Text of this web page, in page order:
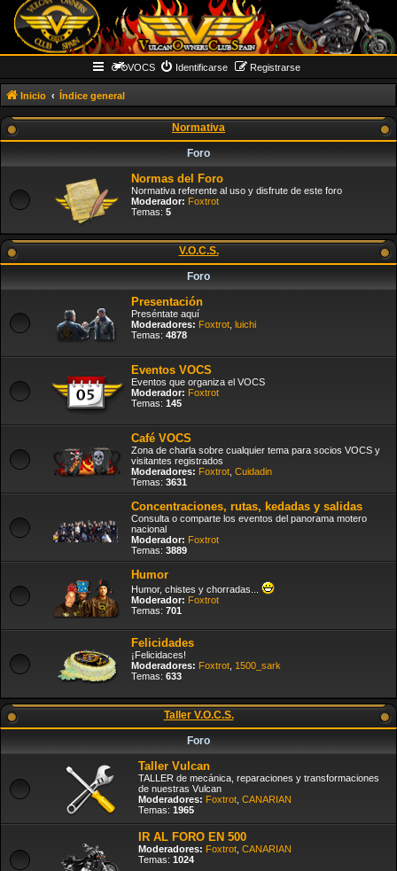
VOCS Identificarse Registrarse
Inicio Índice general
Normativa
Foro
Normas del Foro
Normativa referente al uso y disfrute de este foro
Moderador: Foxtrot
Temas: 5
V.O.C.S.
Foro
Presentación
Preséntate aquí
Moderadores: Foxtrot luichi
Temas: 4878
Eventos VOCS
Eventos que organiza el VOCS
Moderador: Foxtrot
Temas: 145
Café VOCS
Zona de charla sobre cualquier tema para socios VOCS y
visitantes registrados
Moderadores: Foxtrot Cuidadin
Temas: 3631
Concentraciones, rutas, kedadas y salidas
Consulta o comparte los eventos del panorama motero
nacional
Moderador: Foxtrot
Temas: 3889
Humor
Humor, chistes y chorradas...
Moderador: Foxtrot
Temas: 701
Felicidades
¡Felicidaces!
Moderadores: Foxtrot 1500_sark
Temas: 633
Taller V.O.C.S.
Foro
Taller Vulcan
TALLER de mecánica, reparaciones y transformaciones
de nuestras Vulcan
Moderadores: Foxtrot CANARIAN
Temas: 1965
IR AL FORO EN 500
Moderadores: Foxtrot CANARIAN
Temas: 1024